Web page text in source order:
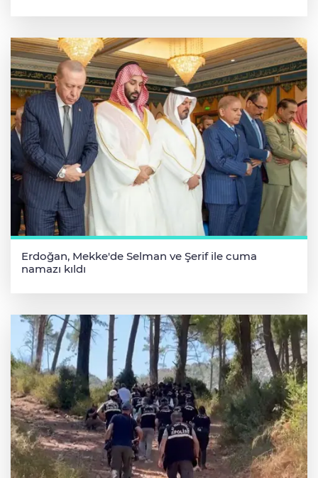
Erdoğan, Mekke'de Selman ve Şerif ile cuma
namazı kıldı